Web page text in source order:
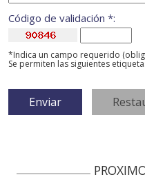
Código de validación *:
*Indica un campo requerido
Se permiten las siguientes